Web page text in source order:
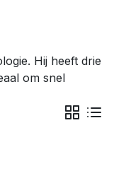
Hij heeft drie
om snel